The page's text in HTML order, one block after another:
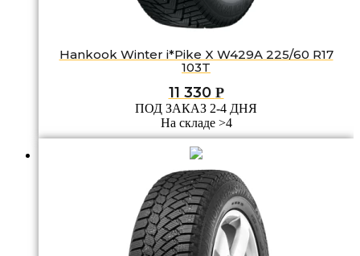
Hankook Winter i*Pike X W429A 225/60 R17
103T
11 330 Р
ПОД ЗАКАЗ 2-4 ДНЯ
На складе >4